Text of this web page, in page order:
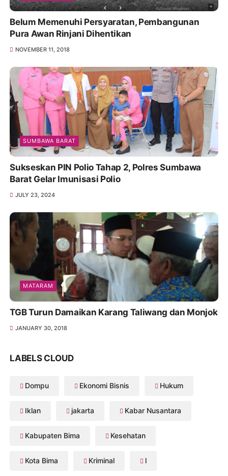
Belum Memenuhi Persyaratan, Pembangunan
Pura Awan Rinjani Dihentikan
NOVEMBER 11, 2018
SUMBAWA BARAT
Sukseskan PIN Polio Tahap 2, Polres Sumbawa
Barat Gelar Imunisasi Polio
JULY 23, 2024
MATARAM
TGB Turun Damaikan Karang Taliwang dan Monjok
JANUARY 30, 2018
LABELS CLOUD
Dompu Ekonomi Bisnis Hukum
Iklan jakarta Kabar Nusantara
Kabupaten Bima Kesehatan
Kota Bima Kriminal l